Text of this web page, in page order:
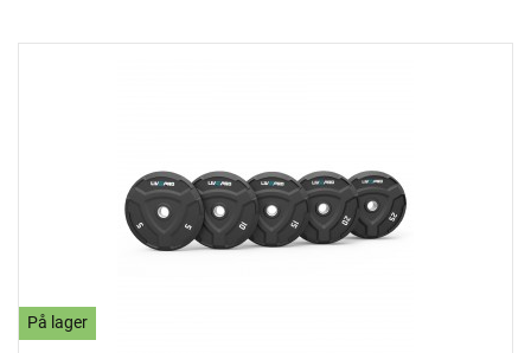
På lager